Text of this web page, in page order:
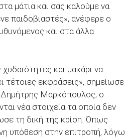
μάτια και σας καλούμε να
παιδοβιαστές», ανέφερε ο
και στα άλλα
και μακάρι να
τέτοιες εκφράσεις», σημείωσε
Μαρκόπουλος, ο
νέα στοιχεία τα οποία δεν
τη δική της κρίση. Όπως
υπόθεση στην επιτροπή, λόγω